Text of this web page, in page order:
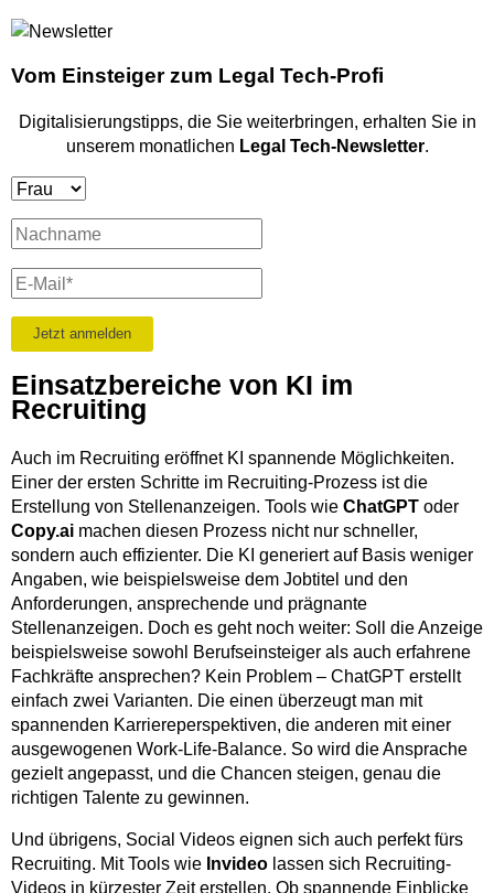
Vom Einsteiger zum Legal Tech-Profi
Digitalisierungstipps, die Sie weiterbringen, erhalten Sie in
unserem monatlichen Legal Tech-Newsletter.
Einsatzbereiche von KI im
Recruiting
Auch im Recruiting eröffnet KI spannende Möglichkeiten.
Einer der ersten Schritte im Recruiting-Prozess ist die
Erstellung von Stellenanzeigen. Tools wie ChatGPT oder
Copy.ai machen diesen Prozess nicht nur schneller,
sondern auch effizienter. Die KI generiert auf Basis weniger
Angaben, wie beispielsweise dem Jobtitel und den
Anforderungen, ansprechende und prägnante
Stellenanzeigen. Doch es geht noch weiter: Soll die Anzeige
beispielsweise sowohl Berufseinsteiger als auch erfahrene
Fachkräfte ansprechen? Kein Problem – ChatGPT erstellt
einfach zwei Varianten. Die einen überzeugt man mit
spannenden Karriereperspektiven, die anderen mit einer
ausgewogenen Work-Life-Balance. So wird die Ansprache
gezielt angepasst, und die Chancen steigen, genau die
richtigen Talente zu gewinnen.
Und übrigens, Social Videos eignen sich auch perfekt fürs
Recruiting. Mit Tools wie Invideo lassen sich Recruiting-
Videos in kürzester Zeit erstellen. Ob spannende Einblicke